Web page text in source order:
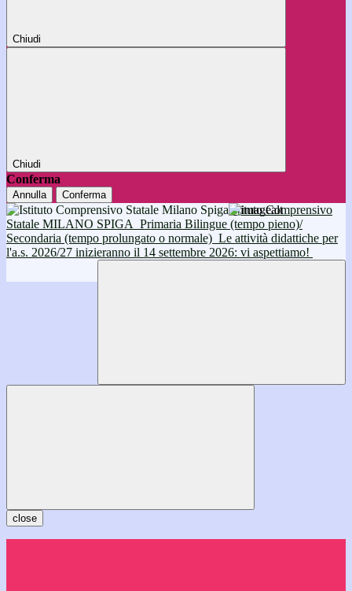
Chiudi
Chiudi
Conferma
Annulla Conferma
Istituto Comprensivo
Statale MILANO SPIGA Primaria Bilingue (tempo pieno)/
Secondaria (tempo prolungato o normale) Le attività didattiche per
l'a.s. 2026/27 inizieranno il 14 settembre 2026: vi aspettiamo!
close